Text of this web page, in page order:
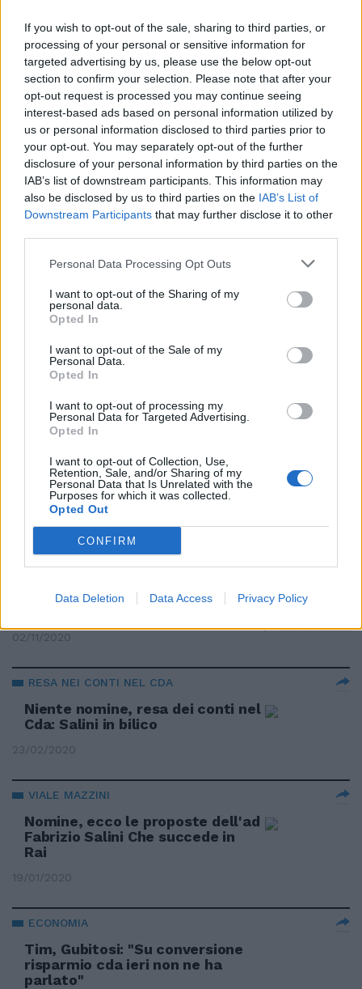
If you wish to opt-out of the sale, sharing to third parties, or
processing of your personal or sensitive information for
targeted advertising by us, please use the below opt-out
section to confirm your selection. Please note that after your
opt-out request is processed you may continue seeing
interest-based ads based on personal information utilized by
us or personal information disclosed to third parties prior to
your opt-out. You may separately opt-out of the further
disclosure of your personal information by third parties on the
IAB’s list of downstream participants. This information may
also be disclosed by us to third parties on the IAB’s List of
Downstream Participants that may further disclose it to other
Personal Data Processing Opt Outs
I want to opt-out of the Sharing of my
personal data.
Opted In
I want to opt-out of the Sale of my
Personal Data.
Opted In
I want to opt-out of processing my
Personal Data for Targeted Advertising.
Opted In
I want to opt-out of Collection, Use,
Retention, Sale, and/or Sharing of my
Personal Data that Is Unrelated with the
Purposes for which it was collected.
Opted Out
CONFIRM
Data Deletion Data Access Privacy Policy
TV E POLITICA
Megasede Rai a Milano "entro la
primavera". Ufficiale lo scippo a
Roma
16/12/2021
RAI
Il Senato elegge i membri del
Majo 78
14/07/2021
LA PARTITA DI VIALE MAZZINI
vertici, i consiglieri della Rai
preparano gli scatoloni
Grandi manovre in Rai per non
cambiare i vertici
03/03/2021
TRIENNIO 21-23
approva il nuovo piano
02/11/2020
RESA NEI CONTI NEL CDA
Niente nomine, resa dei conti nel
Cda: Salini in bilico
23/02/2020
VIALE MAZZINI
Nomine, ecco le proposte dell'ad
Fabrizio Salini Che succede in
Rai
19/01/2020
ECONOMIA
Tim, Gubitosi: "Su conversione
risparmio cda ieri non ne ha
parlato"